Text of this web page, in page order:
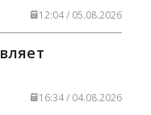
12:04 / 05.08.2026
16:34 / 04.08.2026